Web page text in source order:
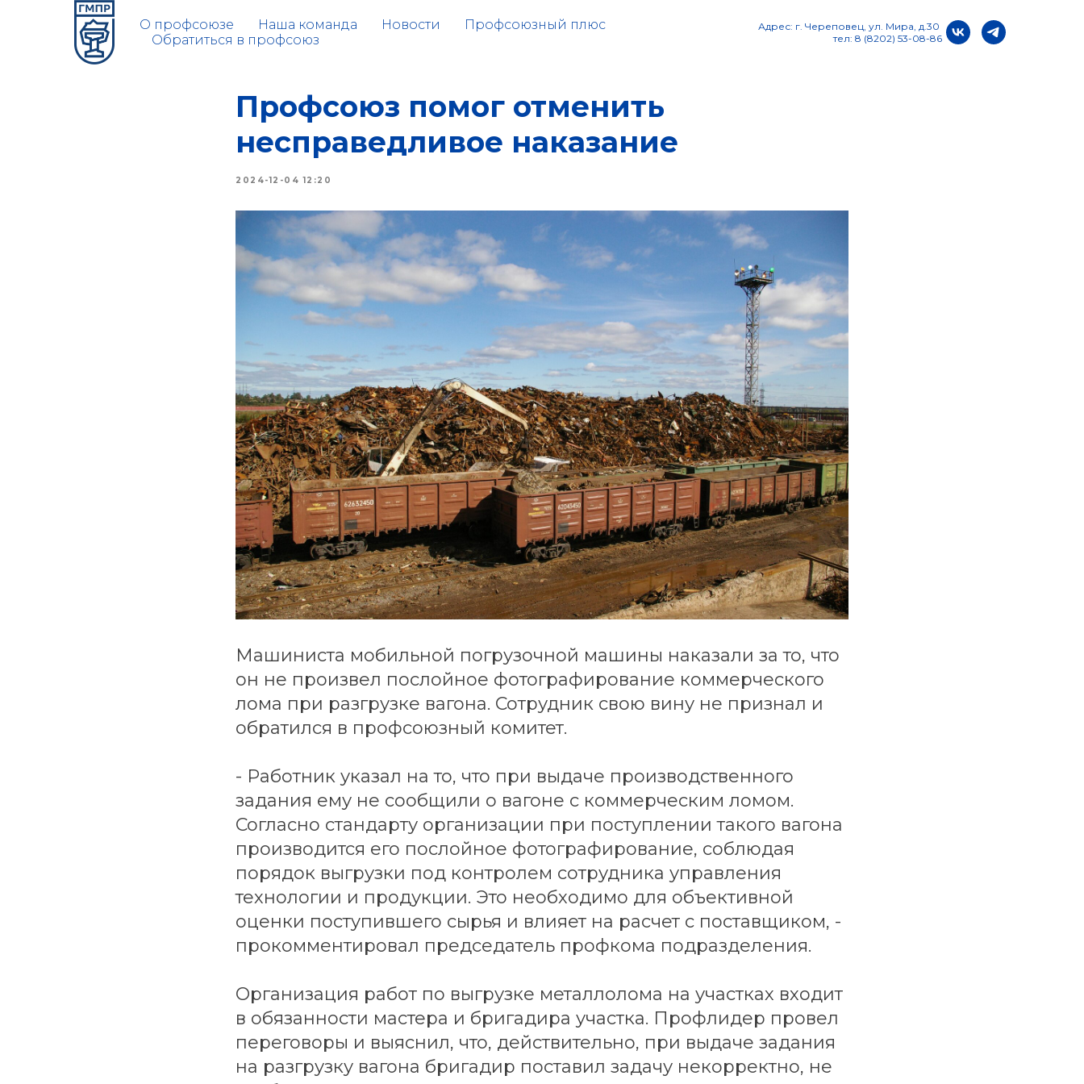
О профсоюзе Наша команда Новости
Профсоюзный плюс
Обратиться в профсоюз
Адрес: г. Череповец, ул. Мира, д.30
тел: 8 (8202) 53-08-86
Профсоюз помог отменить
несправедливое наказание
2024-12-04 12:20
Машиниста мобильной погрузочной машины наказали за то, что
он не произвел послойное фотографирование коммерческого
лома при разгрузке вагона. Сотрудник свою вину не признал и
обратился в профсоюзный комитет.
- Работник указал на то, что при выдаче производственного
задания ему не сообщили о вагоне с коммерческим ломом.
Согласно стандарту организации при поступлении такого вагона
производится его послойное фотографирование, соблюдая
порядок выгрузки под контролем сотрудника управления
технологии и продукции. Это необходимо для объективной
оценки поступившего сырья и влияет на расчет с поставщиком, -
прокомментировал председатель профкома подразделения.
Организация работ по выгрузке металлолома на участках входит
в обязанности мастера и бригадира участка. Профлидер провел
переговоры и выяснил, что, действительно, при выдаче задания
на разгрузку вагона бригадир поставил задачу некорректно, не